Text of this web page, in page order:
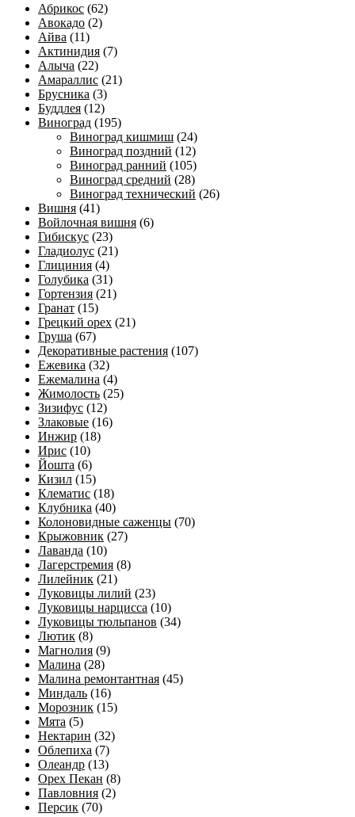
Абрикос (62)
Авокадо (2)
Айва (11)
Актинидия (7)
Алыча (22)
Амараллис (21)
Брусника (3)
Буддлея (12)
Виноград (195)
Виноград кишмиш (24)
Виноград поздний (12)
Виноград ранний (105)
Виноград средний (28)
Виноград технический (26)
Вишня (41)
Войлочная вишня (6)
Гибискус (23)
Гладиолус (21)
Глициния (4)
Голубика (31)
Гортензия (21)
Гранат (15)
Грецкий орех (21)
Груша (67)
Декоративные растения (107)
Ежевика (32)
Ежемалина (4)
Жимолость (25)
Зизифус (12)
Злаковые (16)
Инжир (18)
Ирис (10)
Йошта (6)
Кизил (15)
Клематис (18)
Клубника (40)
Колоновидные саженцы (70)
Крыжовник (27)
Лаванда (10)
Лагерстремия (8)
Лилейник (21)
Луковицы лилий (23)
Луковицы нарцисса (10)
Луковицы тюльпанов (34)
Лютик (8)
Магнолия (9)
Малина (28)
Малина ремонтантная (45)
Миндаль (16)
Морозник (15)
Мята (5)
Нектарин (32)
Облепиха (7)
Олеандр (13)
Орех Пекан (8)
Павловния (2)
Персик (70)